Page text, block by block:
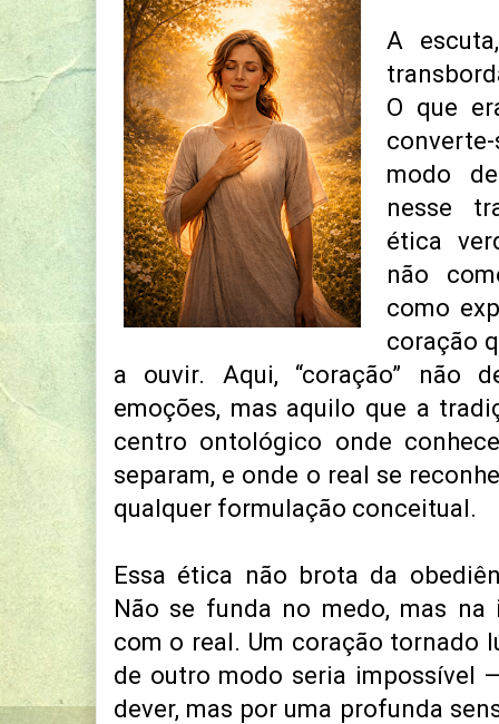
A
O que
modo
nesse
ética
não
como
coração
a ouvir. Aqui, “coração” não
emoções, mas aquilo que a
centro ontológico onde
separam, e onde o real se
qualquer formulação conceitual.
Essa ética não brota da
Não se funda no medo, mas na
com o real. Um coração tornado
de outro modo seria impossível
dever, mas por uma profunda